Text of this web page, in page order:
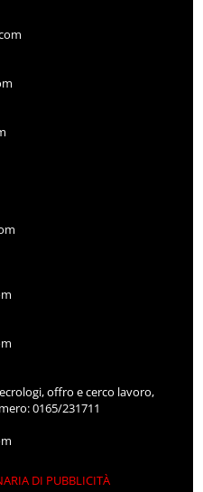
offro e cerco lavoro,
0165/231711
DI PUBBLICITÀ